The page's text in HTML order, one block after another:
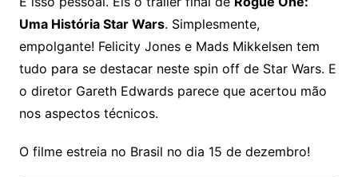
Uma História Star Wars. Simplesmente,
empolgante! Felicity Jones e Mads Mikkelsen tem
tudo para se destacar neste spin off de Star Wars. E
o diretor Gareth Edwards parece que acertou mão
nos aspectos técnicos.
O filme estreia no Brasil no dia 15 de dezembro!